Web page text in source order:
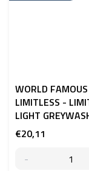
WORLD FAMOUS
LIMITLESS -
LIGHT
€20,11